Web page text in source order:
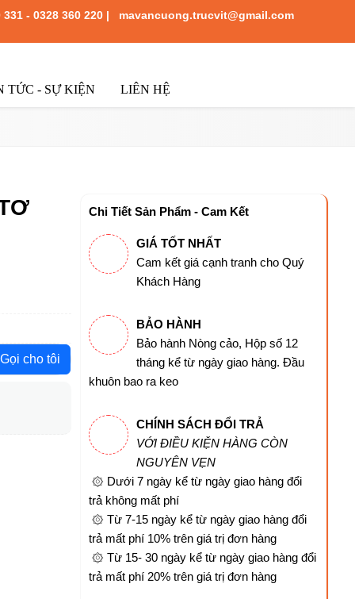
331- 0328 360 220 | mavancuong.trucvit@gmail.com
TỨC - SỰ KIỆN LIÊN HỆ
Gọi cho tôi
Chi Tiết Sản Phẩm - Cam Kết
GIÁ TỐT NHẤT
Cam kết giá cạnh tranh cho Quý
Khách Hàng
BẢO HÀNH
Bảo hành Nòng cảo, Hộp số 12
tháng kể từ ngày giao hàng. Đầu
khuôn bao ra keo
CHÍNH SÁCH ĐỔI TRẢ
VỚI ĐIỀU KIỆN HÀNG CÒN
NGUYÊN VẸN
۞ Dưới 7 ngày kể từ ngày giao hàng đổi
trả không mất phí
۞ Từ 7-15 ngày kể từ ngày giao hàng đổi
trả mất phí 10% trên giá trị đơn hàng
۞ Từ 15- 30 ngày kể từ ngày giao hàng đổi
trả mất phí 20% trên giá trị đơn hàng